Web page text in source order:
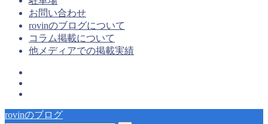
お問い合わせ
rovinのブログについて
コラム掲載について
他メディアでの掲載実績
rovinのブログ